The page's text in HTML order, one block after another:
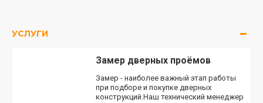
УСЛУГИ
Замер дверных проёмов
Замер - наиболее важный этап работы
при подборе и покупке дверных
конструкций.Наш технический менеджер